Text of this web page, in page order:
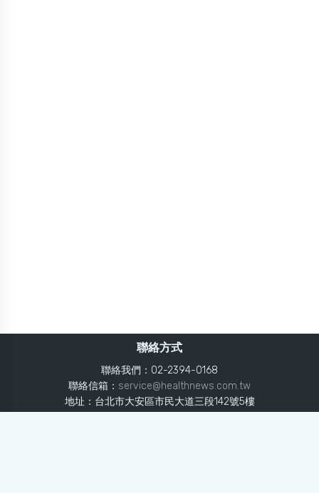
聯絡方式
聯絡我們：02-2394-0168
聯絡信箱： service@healthnews.com.tw
地址：台北市大安區市民大道三段142號5樓